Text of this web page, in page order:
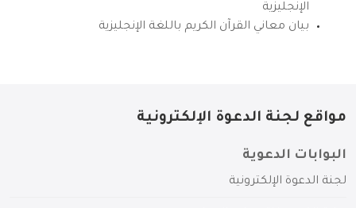
الإنجليزية
بيان معاني القرآن الكريم باللغة الإنجليزية
مواقع لجنة الدعوة الإلكترونية
البوابات الدعوية
لجنة الدعوة الإلكترونية